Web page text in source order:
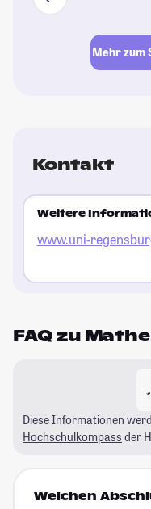
Mehr zum
Kontakt
Weitere
www.uni-
FAQ zu
Diese Informationen
Hochschulkompass der
Welchen